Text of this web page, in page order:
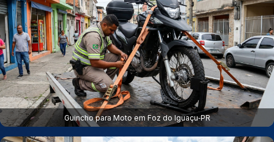
Guincho para Moto em Foz do Iguaçu‑PR